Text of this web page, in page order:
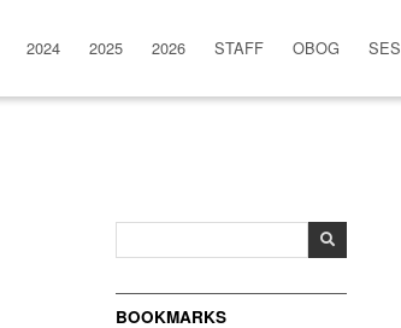
2024 2025 2026 STAFF OBOG
BOOKMARKS